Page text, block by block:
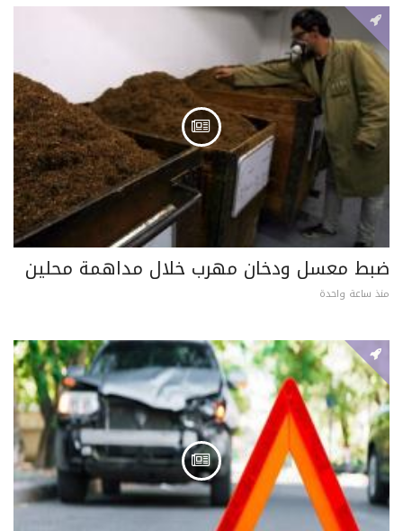
ضبط معسل ودخان مهرب خلال مداهمة محلين
منذ ساعة واحدة